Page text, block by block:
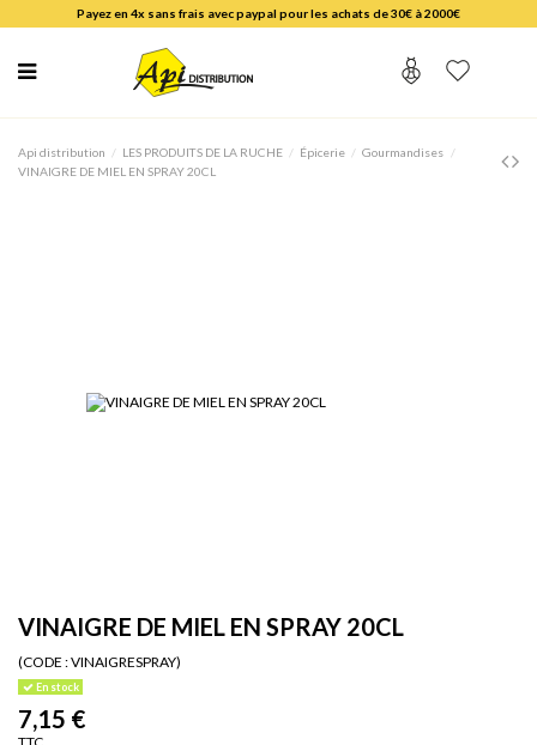
Payez en 4x sans frais avec paypal pour les achats de 30€ à 2000€
Api distribution LES PRODUITS DE LA RUCHE Épicerie
Gourmandises
VINAIGRE DE MIEL EN SPRAY 20CL
VINAIGRE DE MIEL EN SPRAY 20CL
(CODE :VINAIGRESPRAY)
En stock
7,15 €